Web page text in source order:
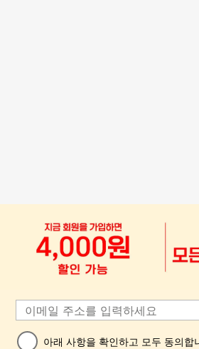
아래 사항을 확인하고 모두 동의합